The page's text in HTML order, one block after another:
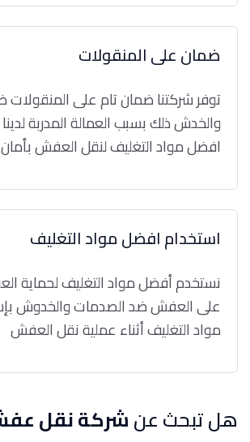
ضمان على المنقولات
توفر شركتنا ضمان تام على المنقولات
والخدش ذلك بسبب العمالة المدربة
افضل مواد التغليف لنقل العفش
استخدام افضل مواد التغليف
نستخدم أفضل مواد التغليف لحماية
على العفش ضد الصدمات والخدوش
مواد التغليف أثناء عملية نقل العفش
هل تبحث عنشركة نقل